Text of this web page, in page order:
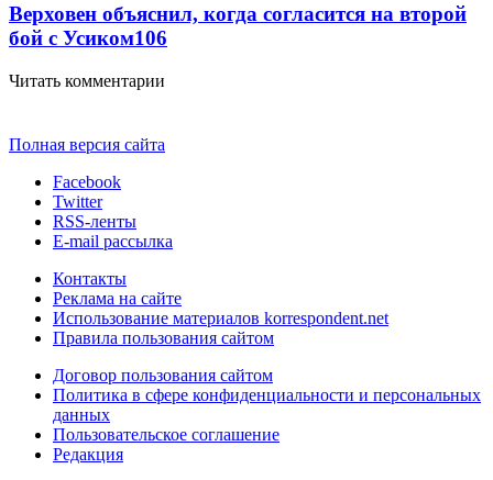
Верховен объяснил, когда согласится на второй
бой с Усиком106
Читать комментарии
Полная версия сайта
Facebook
Twitter
RSS-ленты
E-mail рассылка
Контакты
Реклама на сайте
Использование материалов korrespondent.net
Правила пользования сайтом
Договор пользования сайтом
Политика в сфере конфиденциальности и персональных
данных
Пользовательское соглашение
Редакция